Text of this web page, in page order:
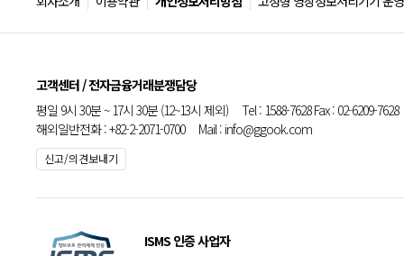
고객센터 / 전자금융거래분쟁담당
평일 9시 30분 ~ 17시 30분 (12~13시 제외) Tel : 1588-7628 Fax : 02-6209-7628
해외일반전화 : +82-2-2071-0700 Mail : info@ggook.com
신고/의견보내기
ISMS 인증 사업자